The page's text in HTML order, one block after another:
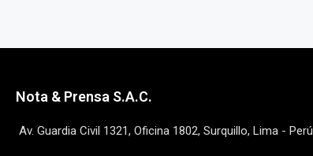
Nota & Prensa S.A.C.
Av. Guardia Civil 1321, Oficina 1802, Surquillo, Lima - Perú